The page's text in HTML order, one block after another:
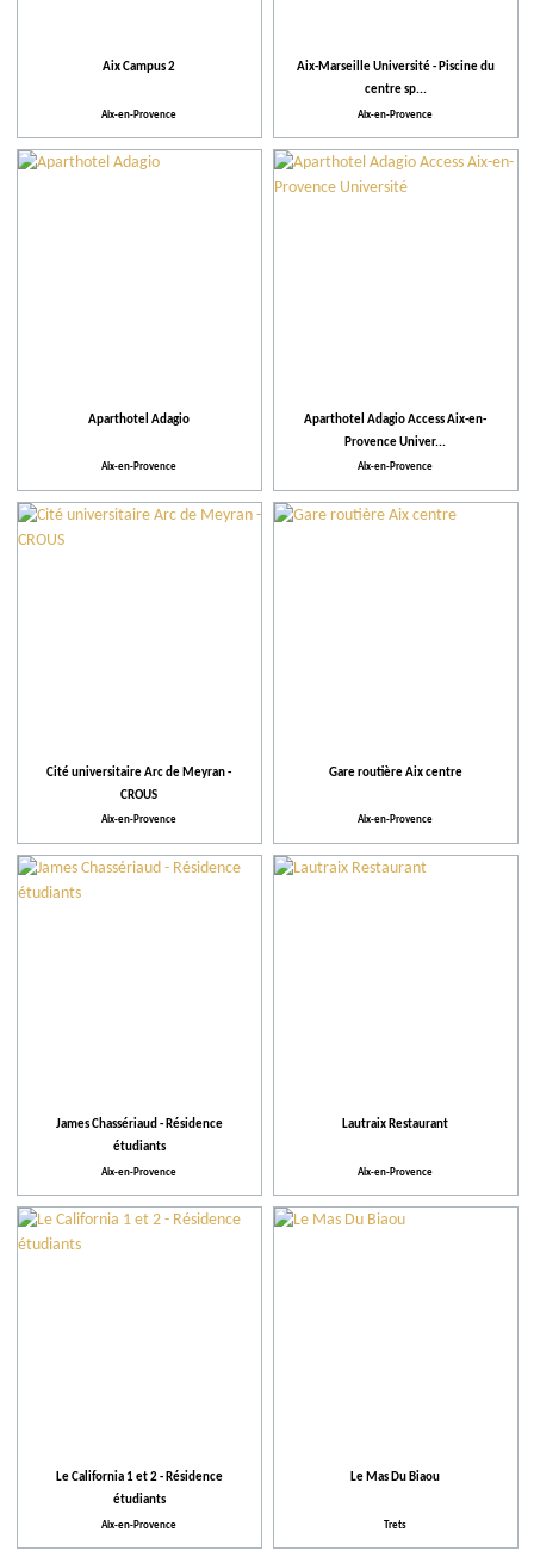
Action pour l'environnement
Activités et Loisirs
Aix Campus 2
Aix-en-Provence
Aix-Marseille Université - Piscine du
centre sp...
Aix-en-Provence
Aparthotel Adagio
Aix-en-Provence
Aparthotel Adagio Access Aix-en-
Provence Univer...
Aix-en-Provence
Cité universitaire Arc de Meyran -
CROUS
Aix-en-Provence
Gare routière Aix centre
Aix-en-Provence
James Chassériaud - Résidence
étudiants
Aix-en-Provence
Lautraix Restaurant
Aix-en-Provence
Le California 1 et 2 - Résidence
étudiants
Aix-en-Provence
Le Mas Du Biaou
Trets